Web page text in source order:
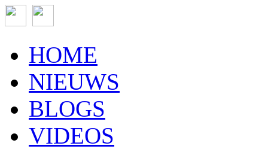
HOME
NIEUWS
BLOGS
VIDEOS